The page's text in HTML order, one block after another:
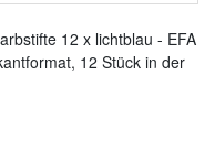
12 x lichtblau - EFA
12 Stück in der